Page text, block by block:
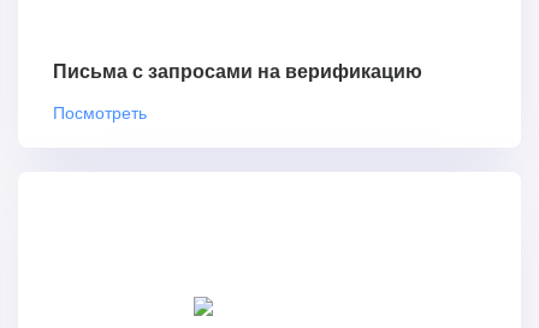
Письма с запросами на верификацию
Посмотреть